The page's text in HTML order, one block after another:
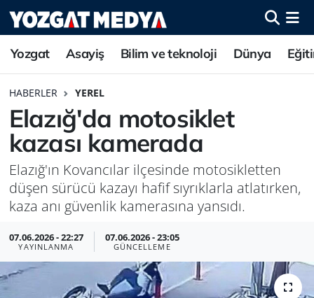
Yozgat Asayiş Bilim ve teknoloji Dünya
HABERLER YEREL
Elazığ'da motosiklet
kazası kamerada
Elazığ'ın Kovancılar ilçesinde motosikletten
düşen sürücü kazayı hafif sıyrıklarla atlatırken,
kaza anı güvenlik kamerasına yansıdı.
07.06.2026 - 22:27
YAYINLANMA
07.06.2026 - 23:05
GÜNCELLEME